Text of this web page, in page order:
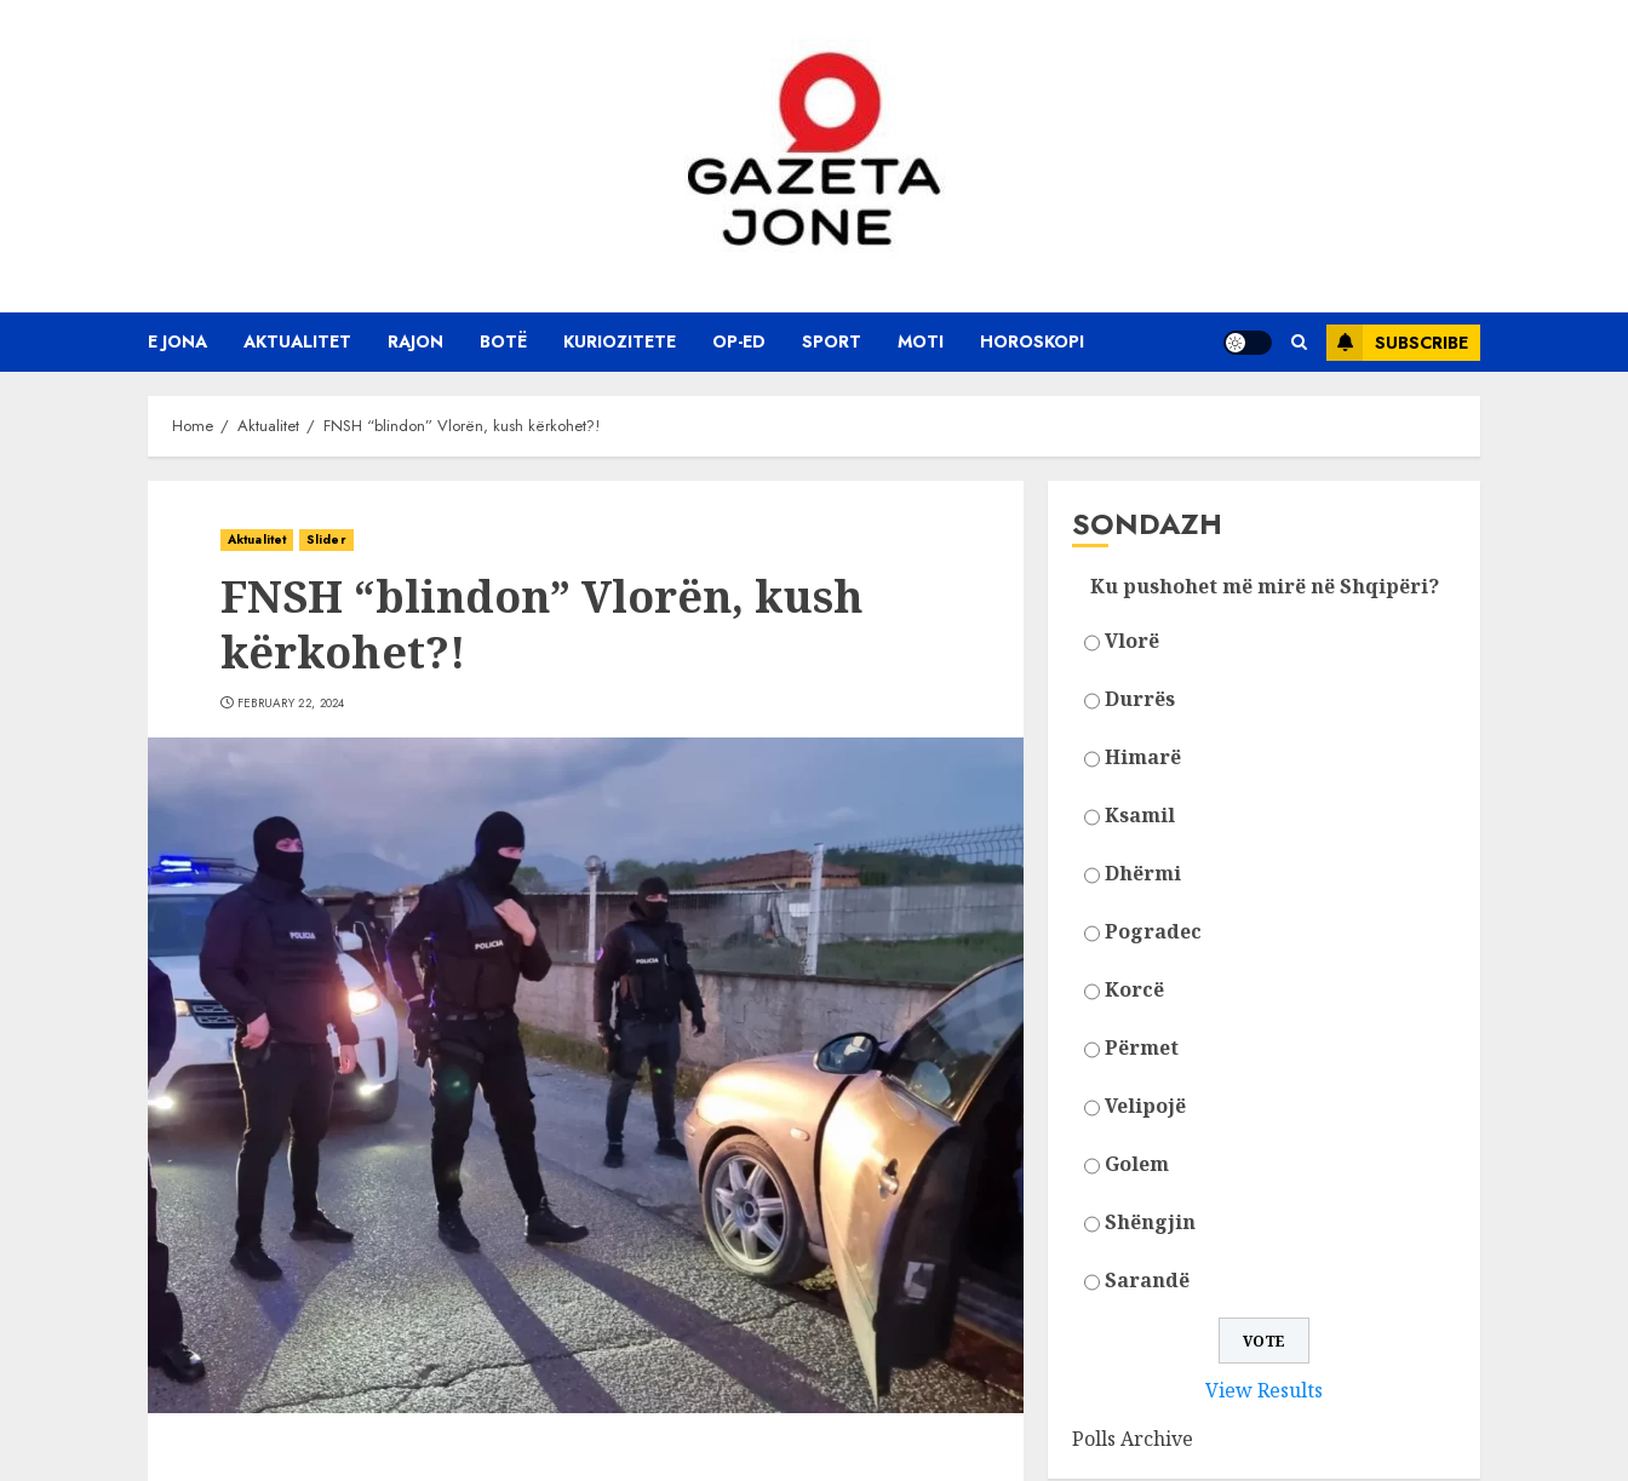
E JONA AKTUALITET RAJON BOTË KURIOZITETE OP-ED SPORT MOTI HOROSKOPI SUBSCRIBE
Home Aktualitet FNSH “blindon” Vlorën, kush kërkohet?!
Aktualitet Slider
FNSH “blindon” Vlorën, kush
kërkohet?!
FEBRUARY 22, 2024
SONDAZH
Ku pushohet më mirë në Shqipëri?
Vlorë
Durrës
Himarë
Ksamil
Dhërmi
Pogradec
Korcë
Përmet
Velipojë
Golem
Shëngjin
Sarandë
View Results
Polls Archive